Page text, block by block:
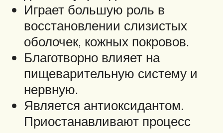
Играет большую роль в
восстановлении слизистых
оболочек, кожных покровов.
Благотворно влияет на
пищеварительную систему и
нервную.
Является антиоксидантом.
Приостанавливают процесс